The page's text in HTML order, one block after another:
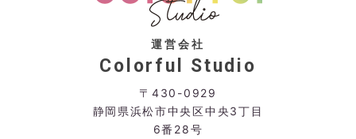
運営会社
Colorful Studio
〒430-0929
静岡県浜松市中央区中央3丁目
6番28号